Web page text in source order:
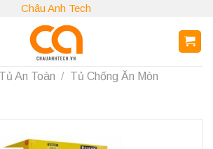
Châu Anh Tech
Tủ An Toàn / Tủ Chống Ăn Mòn